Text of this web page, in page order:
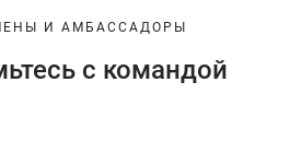
И АМБАССАДОРЫ
с командой